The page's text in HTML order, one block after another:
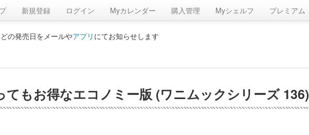
新規登録 ログイン Myカレンダー 購入管理 Myシェルフ プレミアム
の発売日をメールやアプリ にてお知らせします
もお得なエコノミー版 (ワニムックシリーズ 136)